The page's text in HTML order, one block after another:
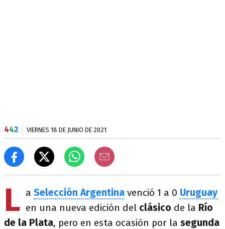
442 VIERNES 18 DE JUNIO DE 2021
L a Selección Argentina venció 1 a 0 Uruguay
en una nueva edición del clásico de la Río
de la Plata, pero en esta ocasión por la segunda